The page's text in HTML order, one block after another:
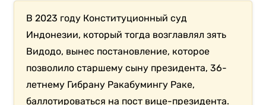
В 2023 году Конституционный суд
Индонезии, который тогда возглавлял зять
Видодо, вынес постановление, которое
позволило старшему сыну президента, 36-
летнему Гибрану Ракабумингу Раке,
баллотироваться на пост вице-президента.